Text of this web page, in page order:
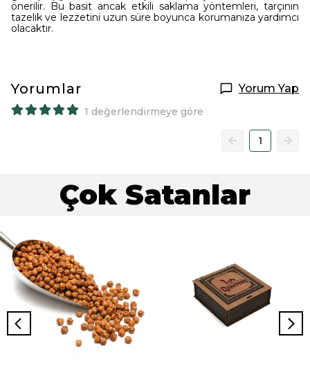
önerilir. Bu basit ancak etkili saklama yöntemleri, tarçının
tazelik ve lezzetini uzun süre boyunca korumanıza yardımcı
olacaktır.
Yorumlar Yorum Yap
1 değerlendirmeye göre
1
Çok Satanlar